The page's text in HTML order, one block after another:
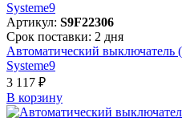
Артикул: S9F22306
Срок поставки: 2 дня
Автоматический
Systeme9
3 117 ₽
В корзинy